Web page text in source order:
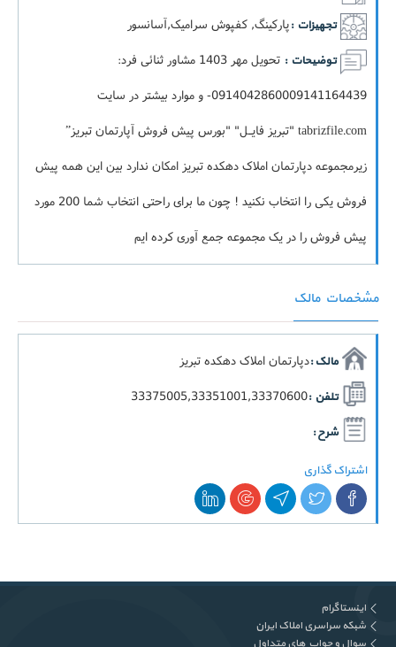
تجهیزات :پارکینگ, کفپوش سرامیک,آسانسور
توضیحات :
تحویل مهر 1403 مشاور ثنائی فرد:
0914042860009141164439- و موارد بیشتر در سایت
tabrizfile.com "تبریز فایـل" "بورس پیش فروش آپارتمان تبریز”
زیرمجموعه دپارتمان املاک دهکده تبریز امکان ندارد بین این همه پیش
فروش یکی را انتخاب نکنید ! چون ما برای راحتی انتخاب شما 200 مورد
پیش فروش را در یک مجموعه جمع آوری کرده ایم
مشخصات مالک
مالک :دپارتمان املاک دهکده تبریز
تلفن :33375005,33351001,33370600
شرح :
اشتراک گذاری
اینستاگرام
شبکه سراسری املاک ایران
سوال و جواب های متداول